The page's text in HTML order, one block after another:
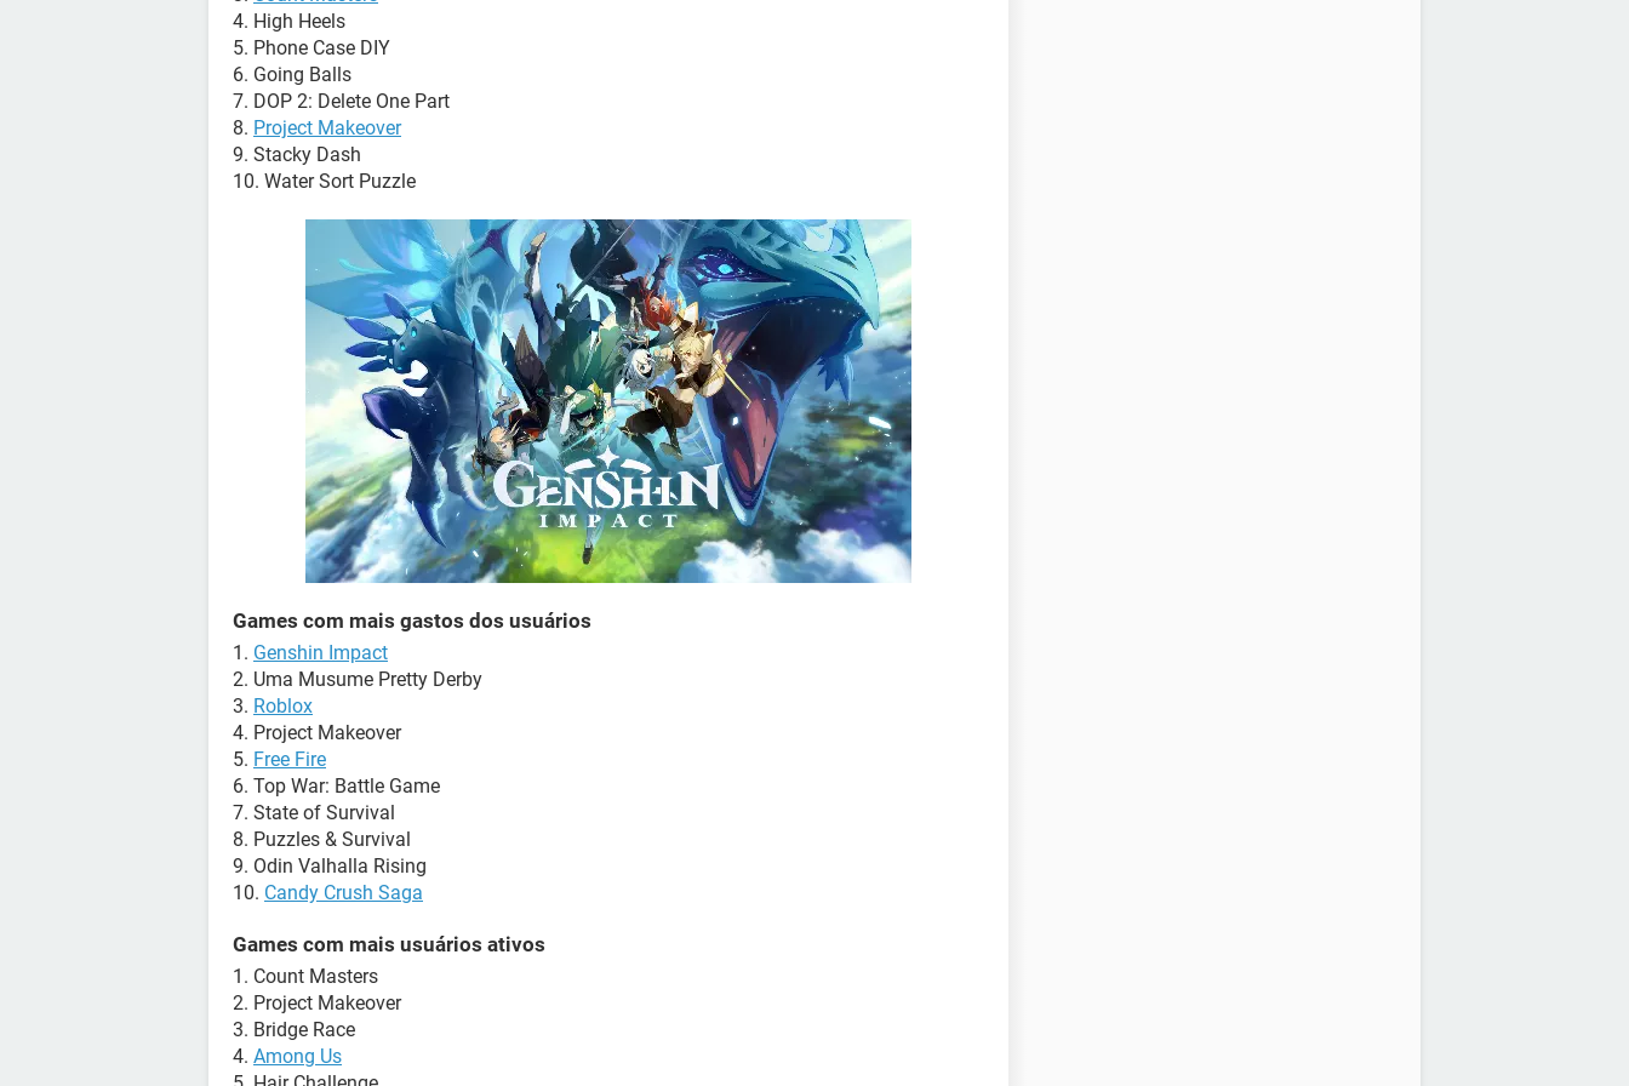
4. High Heels
5. Phone Case DIY
6. Going Balls
7. DOP 2: Delete One Part
8. Project Makeover
9. Stacky Dash
10. Water Sort Puzzle
Games com mais gastos dos usuários
1. Genshin Impact
2. Uma Musume Pretty Derby
3. Roblox
4. Project Makeover
5. Free Fire
6. Top War: Battle Game
7. State of Survival
8. Puzzles & Survival
9. Odin Valhalla Rising
10. Candy Crush Saga
Games com mais usuários ativos
1. Count Masters
2. Project Makeover
3. Bridge Race
4. Among Us